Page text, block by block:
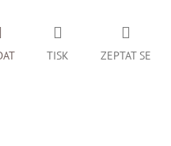
TISK ZEPTAT SE